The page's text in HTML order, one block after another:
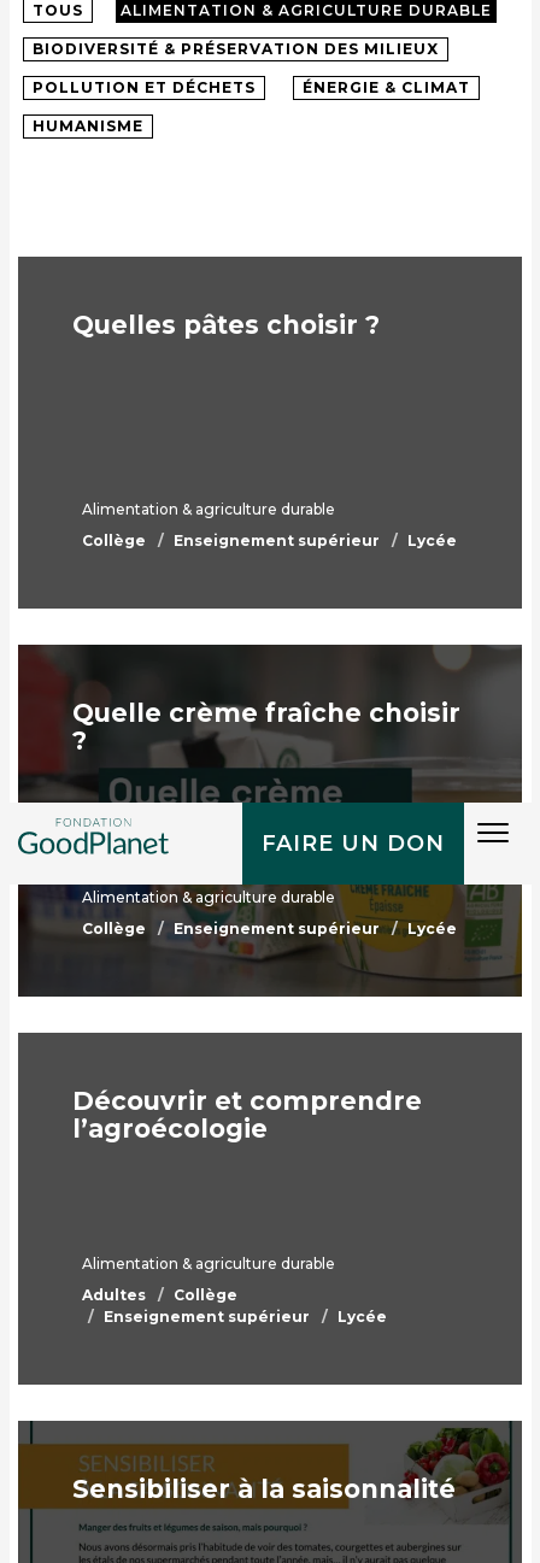
FAIRE UN DON
TOUS ALIMENTATION & AGRICULTURE DURABLE
BIODIVERSITÉ & PRÉSERVATION DES MILIEUX
POLLUTION ET DÉCHETS ÉNERGIE & CLIMAT
HUMANISME
Quelles pâtes choisir ?
Alimentation & agriculture durable
Collège
Enseignement supérieur Lycée
Quelle crème fraîche choisir
?
Alimentation & agriculture durable
Collège
Enseignement supérieur Lycée
Découvrir et comprendre
l’agroécologie
Alimentation & agriculture durable
Adultes
Collège
Enseignement supérieur
Lycée
Sensibiliser à la saisonnalité